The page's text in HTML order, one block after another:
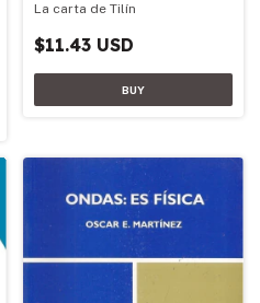
La carta de Tilín
$11.43 USD